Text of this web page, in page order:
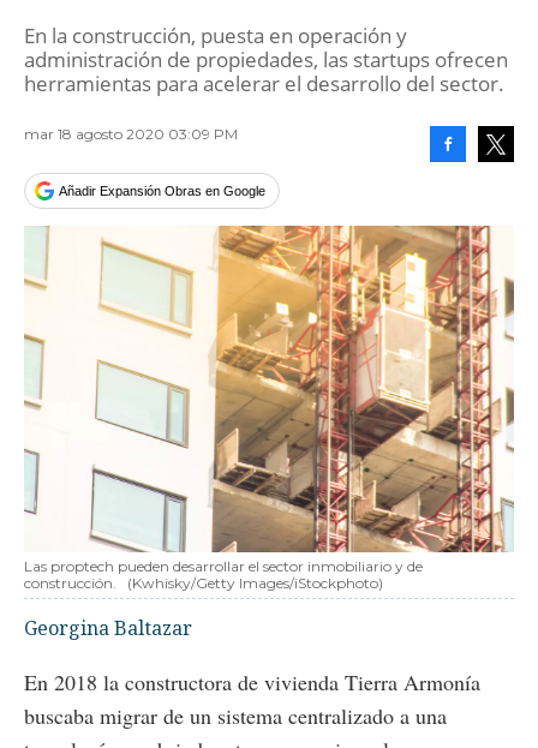
En la construcción, puesta en operación y
administración de propiedades, las startups ofrecen
herramientas para acelerar el desarrollo del sector.
mar 18 agosto 2020 03:09 PM
Añadir Expansión Obras en Google
Las proptech pueden desarrollar el sector inmobiliario y de
construcción.
(Kwhisky/Getty Images/iStockphoto)
Georgina Baltazar
En 2018 la constructora de vivienda Tierra Armonía
buscaba migrar de un sistema centralizado a una